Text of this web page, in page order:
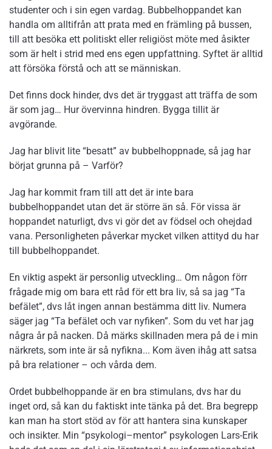
studenter och i sin egen vardag. Bubbelhoppandet kan
handla om alltifrån att prata med en främling på bussen,
till att besöka ett politiskt eller religiöst möte med åsikter
som är helt i strid med ens egen uppfattning. Syftet är alltid
att försöka förstå och att se människan.
Det finns dock hinder, dvs det är tryggast att träffa de som
är som jag… Hur övervinna hindren. Bygga tillit är
avgörande.
Jag har blivit lite “besatt” av bubbelhoppnade, så jag har
börjat grunna på – Varför?
Jag har kommit fram till att det är inte bara
bubbelhoppandet utan det är större än så. För vissa är
hoppandet naturligt, dvs vi gör det av födsel och ohejdad
vana. Personligheten påverkar mycket vilken attityd du har
till bubbelhoppandet.
En viktig aspekt är personlig utveckling… Om någon förr
frågade mig om bara ett råd för ett bra liv, så sa jag “Ta
befälet”, dvs låt ingen annan bestämma ditt liv. Numera
säger jag “Ta befälet och var nyfiken”. Som du vet har jag
några år på nacken. Då märks skillnaden mera på de i min
närkrets, som inte är så nyfikna... Kom även ihåg att satsa
på bra relationer – och vårda dem.
Ordet bubbelhoppande är en bra stimulans, dvs har du
inget ord, så kan du faktiskt inte tänka på det. Bra begrepp
kan man ha stort stöd av för att hantera sina kunskaper
och insikter. Min “psykologi–mentor” psykologen Lars-Erik